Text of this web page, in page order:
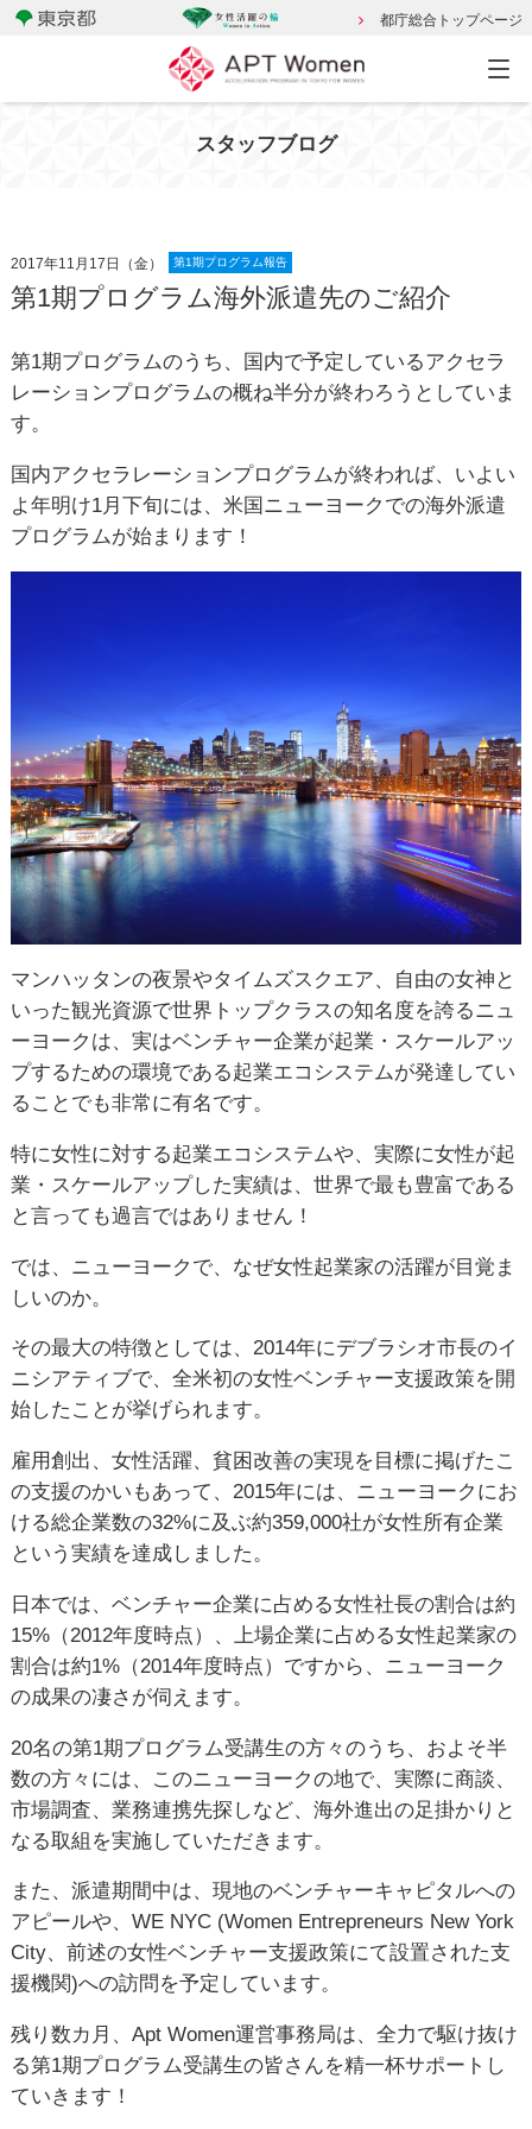
都庁総合トップページ
スタッフブログ
2017年11月17日（金） 第1期プログラム報告
第1期プログラム海外派遣先のご紹介
第1期プログラムのうち、国内で予定しているアクセラ
レーションプログラムの概ね半分が終わろうとしていま
す。
国内アクセラレーションプログラムが終われば、いよい
よ年明け1月下旬には、米国ニューヨークでの海外派遣
プログラムが始まります！
マンハッタンの夜景やタイムズスクエア、自由の女神と
いった観光資源で世界トップクラスの知名度を誇るニュ
ーヨークは、実はベンチャー企業が起業・スケールアッ
プするための環境である起業エコシステムが発達してい
ることでも非常に有名です。
特に女性に対する起業エコシステムや、実際に女性が起
業・スケールアップした実績は、世界で最も豊富である
と言っても過言ではありません！
では、ニューヨークで、なぜ女性起業家の活躍が目覚ま
しいのか。
その最大の特徴としては、2014年にデブラシオ市長のイ
ニシアティブで、全米初の女性ベンチャー支援政策を開
始したことが挙げられます。
雇用創出、女性活躍、貧困改善の実現を目標に掲げたこ
の支援のかいもあって、2015年には、ニューヨークにお
ける総企業数の32%に及ぶ約359,000社が女性所有企業
という実績を達成しました。
日本では、ベンチャー企業に占める女性社長の割合は約
15%（2012年度時点）、上場企業に占める女性起業家の
割合は約1%（2014年度時点）ですから、ニューヨーク
の成果の凄さが伺えます。
20名の第1期プログラム受講生の方々のうち、およそ半
数の方々には、このニューヨークの地で、実際に商談、
市場調査、業務連携先探しなど、海外進出の足掛かりと
なる取組を実施していただきます。
また、派遣期間中は、現地のベンチャーキャピタルへの
アピールや、WE NYC (Women Entrepreneurs New York
City、前述の女性ベンチャー支援政策にて設置された支
援機関)への訪問を予定しています。
残り数カ月、Apt Women運営事務局は、全力で駆け抜け
る第1期プログラム受講生の皆さんを精一杯サポートし
ていきます！